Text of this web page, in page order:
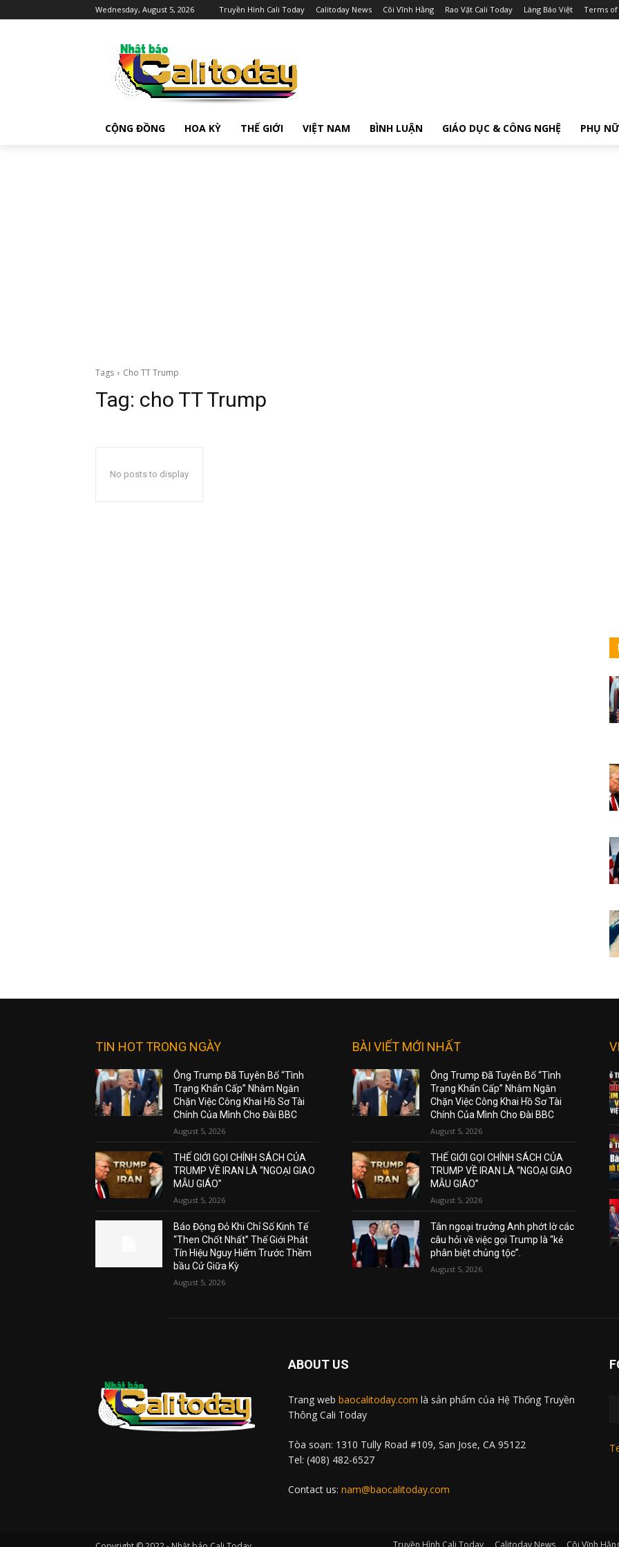
Wednesday, August 5, 2026 Truyền Hình Cali Today Calitoday News Cõi Vĩnh Hằng Rao Vặt Cali Today Làng Báo Việt Terms of
CỘNG ĐỒNG HOA KỲ THẾ GIỚI VIỆT NAM BÌNH LUẬN GIÁO DỤC & CÔNG NGHỆ PHỤ NỮ
Tags Cho TT Trump
Tag: cho TT Trump
No posts to display
TIN HOT TRONG NGÀY
Ông Trump Đã Tuyên Bố “Tình
Trạng Khẩn Cấp” Nhằm Ngăn
Chặn Việc Công Khai Hồ Sơ Tài
Chính Của Mình Cho Đài BBC
August 5, 2026
THẾ GIỚI GỌI CHÍNH SÁCH CỦA
TRUMP VỀ IRAN LÀ “NGOẠI GIAO
MẪU GIÁO”
August 5, 2026
Báo Động Đỏ Khi Chỉ Số Kinh Tế
“Then Chốt Nhất” Thế Giới Phát
Tín Hiệu Nguy Hiểm Trước Thềm
bầu Cử Giữa Kỳ
August 5, 2026
BÀI VIẾT MỚI NHẤT
Ông Trump Đã Tuyên Bố “Tình
Trạng Khẩn Cấp” Nhằm Ngăn
Chặn Việc Công Khai Hồ Sơ Tài
Chính Của Mình Cho Đài BBC
August 5, 2026
THẾ GIỚI GỌI CHÍNH SÁCH CỦA
TRUMP VỀ IRAN LÀ “NGOẠI GIAO
MẪU GIÁO”
August 5, 2026
Tân ngoại trưởng Anh phớt lờ các
câu hỏi về việc gọi Trump là “kẻ
phân biệt chủng tộc”.
August 5, 2026
ABOUT US
Trang web baocalitoday.com là sản phẩm của Hệ Thống Truyền
Thông Cali Today
Tòa soạn: 1310 Tully Road #109, San Jose, CA 95122
Tel: (408) 482-6527
Contact us: nam@baocalitoday.com
Truyền Hình Cali Today Calitoday News Cõi Vĩnh